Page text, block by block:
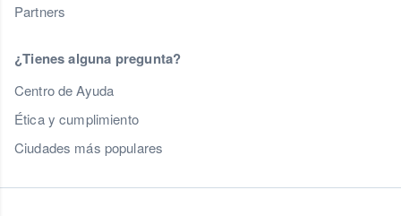
Partners
¿Tienes alguna pregunta?
Centro de Ayuda
Ética y cumplimiento
Ciudades más populares